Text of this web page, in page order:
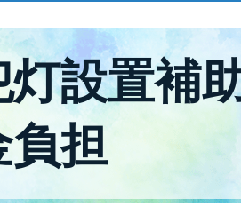
灯設置補
負担